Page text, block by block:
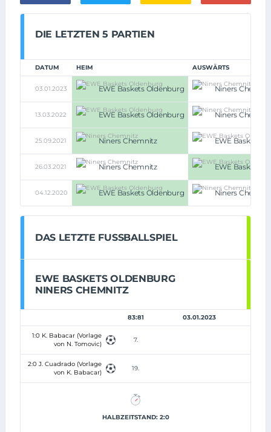
DIE LETZTEN 5 PARTIEN
DATUM HEIM AUSWÄRTS
03.01.2023 EWE Baskets Oldenburg Niners
13.03.2022 EWE Baskets Oldenburg Niners
25.09.2021 Niners Chemnitz EWE Baskets
26.03.2021 Niners Chemnitz EWE Baskets
04.12.2020 EWE Baskets Oldenburg Niners
DAS LETZTE FUSSBALLSPIEL
EWE BASKETS OLDENBURG
NINERS CHEMNITZ
83:81 03.01.2023
1:0 K. Babacar (Vorlage
von N. Tomovic)
7.
2:0 J. Cuadrado (Vorlage
von K. Babacar)
19.
HALBZEITSTAND: 2:0